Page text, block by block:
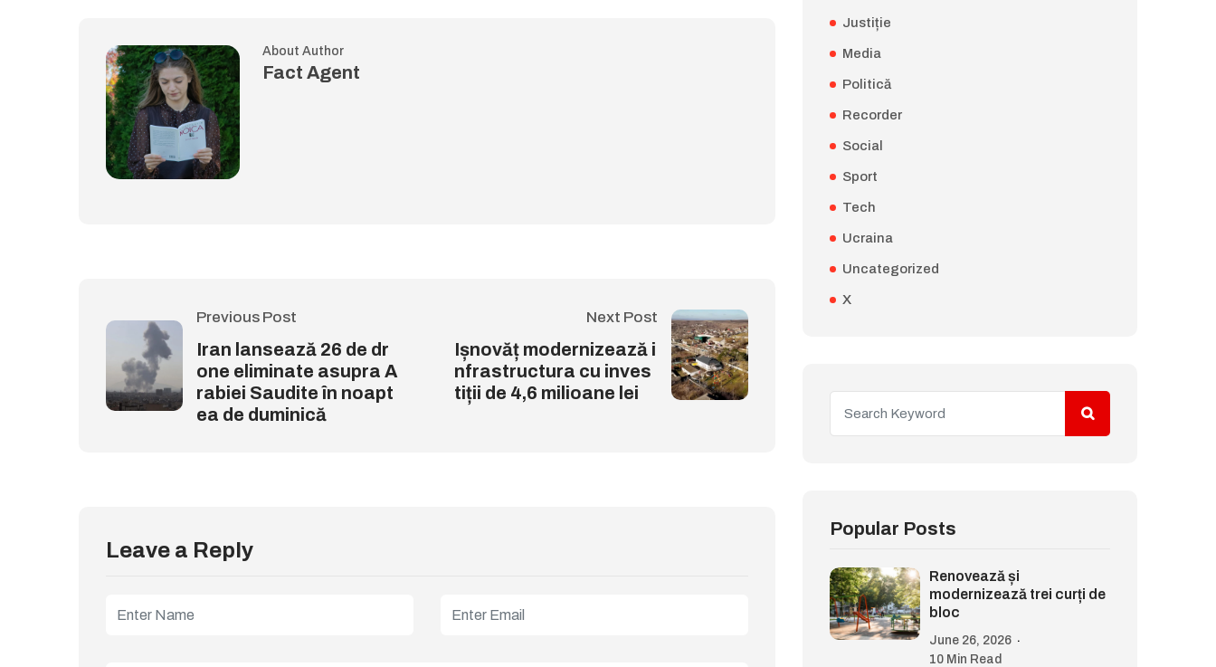
About Author
Fact Agent
Previous Post
Iran lansează 26 de dr
one eliminate asupra A
rabiei Saudite în noapt
ea de duminică
Next Post
Ișnovăț modernizează i
nfrastructura cu inves
tiții de 4,6 milioane lei
Leave a Reply
Justiție
Media
Politică
Recorder
Social
Sport
Tech
Ucraina
Uncategorized
X
Popular Posts
Renovează și
modernizează trei curți de
bloc
June 26, 2026
10 Min Read